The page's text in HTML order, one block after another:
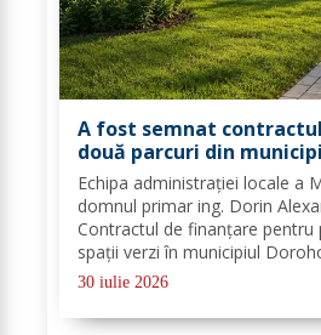
A fost semnat
două parcuri din
fonduri europene
Echipa administrației locale a
domnul primar ing. Dorin
Contractul de finanțare pentru
spații verzi în municipiul
Regional 2021–2027 -
30 iulie 2026